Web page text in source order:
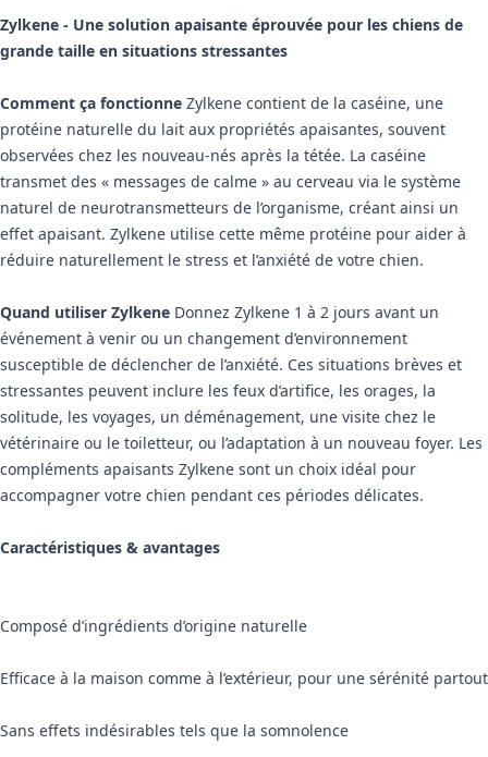
Zylkene - Une solution apaisante éprouvée pour les chiens de
grande taille en situations stressantes
Comment ça fonctionne Zylkene contient de la caséine, une
protéine naturelle du lait aux propriétés apaisantes, souvent
observées chez les nouveau-nés après la tétée. La caséine
transmet des « messages de calme » au cerveau via le système
naturel de neurotransmetteurs de l’organisme, créant ainsi un
effet apaisant. Zylkene utilise cette même protéine pour aider à
réduire naturellement le stress et l’anxiété de votre chien.
Quand utiliser Zylkene Donnez Zylkene 1 à 2 jours avant un
événement à venir ou un changement d’environnement
susceptible de déclencher de l’anxiété. Ces situations brèves et
stressantes peuvent inclure les feux d’artifice, les orages, la
solitude, les voyages, un déménagement, une visite chez le
vétérinaire ou le toiletteur, ou l’adaptation à un nouveau foyer. Les
compléments apaisants Zylkene sont un choix idéal pour
accompagner votre chien pendant ces périodes délicates.
Caractéristiques & avantages
Composé d’ingrédients d’origine naturelle
Efficace à la maison comme à l’extérieur, pour une sérénité partout
Sans effets indésirables tels que la somnolence